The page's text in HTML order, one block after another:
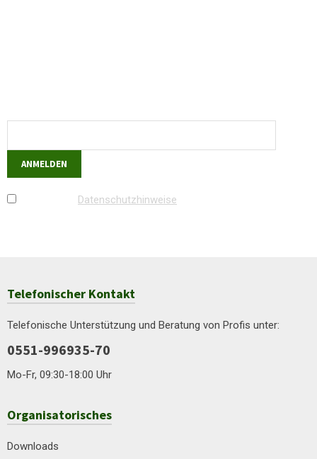
Datenschutzhinweise
Telefonischer Kontakt
Telefonische Unterstützung und Beratung von Profis unter:
0551-996935-70
Mo-Fr, 09:30-18:00 Uhr
Organisatorisches
Downloads